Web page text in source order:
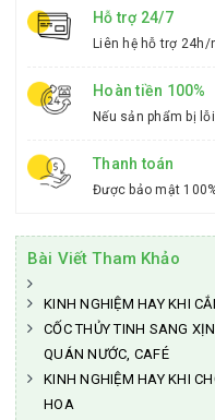
Hỗ trợ 24/7
Liên hệ hỗ trợ 24h/
Hoàn tiền 100%
Nếu sản phẩm bị
Thanh toán
Được bảo mật
Bài Viết Tham Khảo
KINH NGHIỆM HAY KHI
CỐC THỦY TINH SANG
QUÁN NƯỚC, CAFÉ
KINH NGHIỆM HAY KHI
HOA